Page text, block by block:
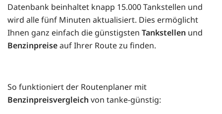
Datenbank beinhaltet knapp 15.000 Tankstellen und
wird alle fünf Minuten aktualisiert. Dies ermöglicht
Ihnen ganz einfach die günstigsten Tankstellen und
Benzinpreiseauf Ihrer Route zu finden.
So funktioniert der Routenplaner mit
Benzinpreisvergleich von tanke-günstig: